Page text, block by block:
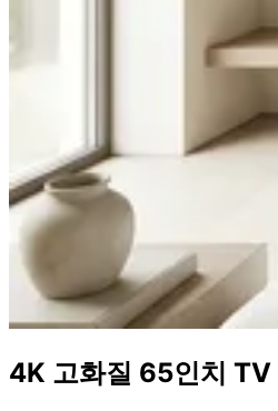
4K 고화질 65인치 TV